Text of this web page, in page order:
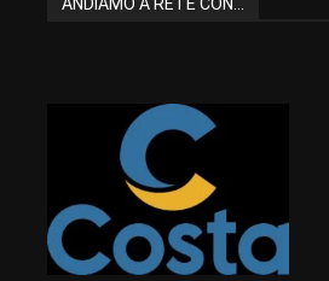
ANDIAMO A RETE CON...